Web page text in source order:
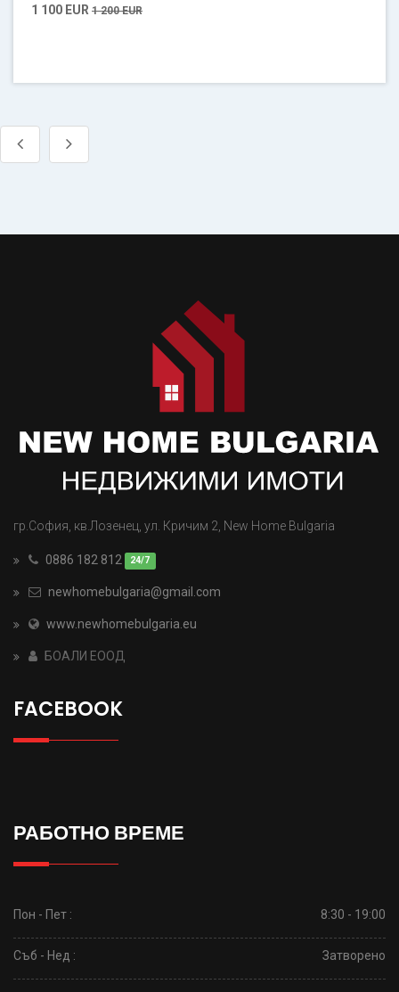
1 100 EUR 1 200 EUR
гр.София, кв.Лозенец, ул. Кричим 2, New Home Bulgaria
0886 182 812
newhomebulgaria@gmail.com
www.newhomebulgaria.eu
БОАЛИ ЕООД
FACEBOOK
РАБОТНО ВРЕМЕ
Пон - Пет : 8:30 - 19:00
Съб - Нед : Затворено